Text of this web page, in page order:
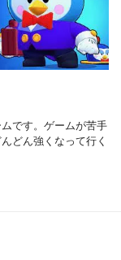
です。ゲームが苦手
どん強くなって行く